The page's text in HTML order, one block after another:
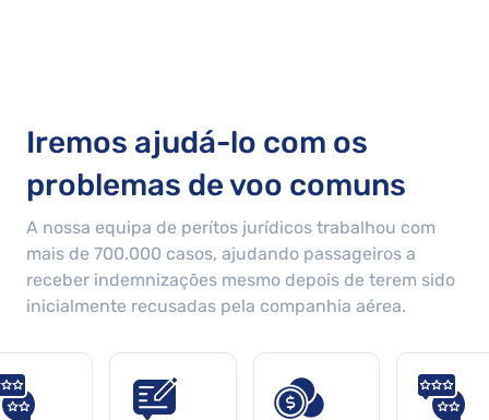
Iremos ajudá-lo com os
problemas de voo comuns
A nossa equipa de perítos jurídicos trabalhou com
mais de 700.000 casos, ajudando passageiros a
receber indemnizações mesmo depois de terem sido
inicialmente recusadas pela companhia aérea.